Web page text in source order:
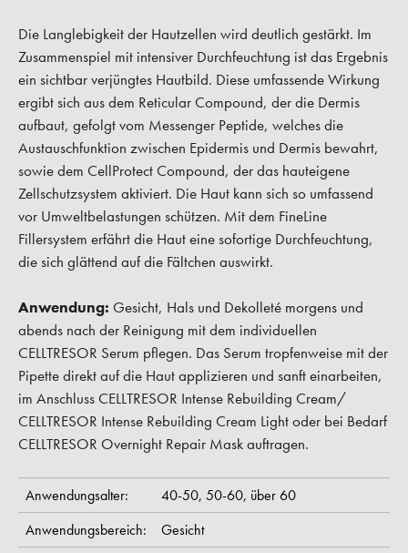
Die Langlebigkeit der Hautzellen wird deutlich gestärkt. Im
Zusammenspiel mit intensiver Durchfeuchtung ist das Ergebnis
ein sichtbar verjüngtes Hautbild. Diese umfassende Wirkung
ergibt sich ausdem Reticular Compound, der die Dermis
aufbaut, gefolgt vom Messenger Peptide, welches die
Austauschfunktion zwischen Epidermis und Dermis bewahrt,
sowie dem CellProtect Compound, der das hauteigene
Zellschutzsystem aktiviert. Die Haut kann sich so umfassend
vor Umweltbelastungen schützen. Mit dem FineLine
Fillersystem erfährt die Haut eine sofortige Durchfeuchtung,
die sich glättend auf die Fältchen auswirkt.
Anwendung: Gesicht, Hals und Dekolleté morgens und
abends nach der Reinigung mit dem individuellen
CELLTRESOR Serum pflegen. Das Serum tropfenweise mit der
Pipette direkt auf die Haut applizieren und sanft einarbeiten,
im Anschluss CELLTRESOR Intense Rebuilding Cream/
CELLTRESOR Intense Rebuilding Cream Light oder bei Bedarf
CELLTRESOR Overnight Repair Mask auftragen.
Anwendungsalter: 40-50, 50-60, über 60
Anwendungsbereich:
Gesicht